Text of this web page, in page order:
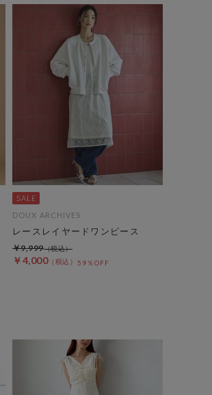
DOUX ARCHIVES
レースレイヤードワンピース
￥4,000 59％OFF
￥9,999